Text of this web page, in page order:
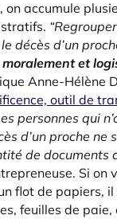
on accumule
décès d’un
et
Anne-Hélène
outil de
personnes qui
d’un proche ne
de documents
Si on
flot de papiers,
feuilles de paie,